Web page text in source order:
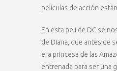
películas de acción
En esta peli de DC se
de Diana, que antes de
era princesa de las
entrenada para ser una